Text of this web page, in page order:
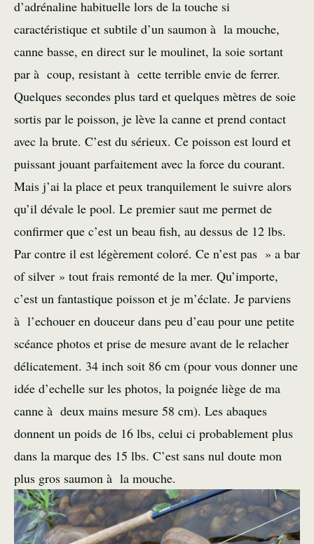
d’adrénaline habituelle lors de la touche si
caractéristique et subtile d’un saumon à la mouche,
canne basse, en direct sur le moulinet, la soie sortant
par à coup, resistant à cette terrible envie de ferrer.
Quelques secondes plus tard et quelques mètres de soie
sortis par le poisson, je lève la canne et prend contact
avec la brute. C’est du sérieux. Ce poisson est lourd et
puissant jouant parfaitement avec la force du courant.
Mais j’ai la place et peux tranquilement le suivre alors
qu’il dévale le pool. Le premier saut me permet de
confirmer que c’est un beau fish, au dessus de 12 lbs.
Par contre il est légèrement coloré. Ce n’est pas » a bar
of silver » tout frais remonté de la mer. Qu’importe,
c’est un fantastique poisson et je m’éclate. Je parviens
à l’echouer en douceur dans peu d’eau pour une petite
scéance photos et prise de mesure avant de le relacher
délicatement. 34 inch soit 86 cm (pour vous donner une
idée d’echelle sur les photos, la poignée liège de ma
canne à deux mains mesure 58 cm). Les abaques
donnent un poids de 16 lbs, celui ci probablement plus
dans la marque des 15 lbs. C’est sans nul doute mon
plus gros saumon à la mouche.